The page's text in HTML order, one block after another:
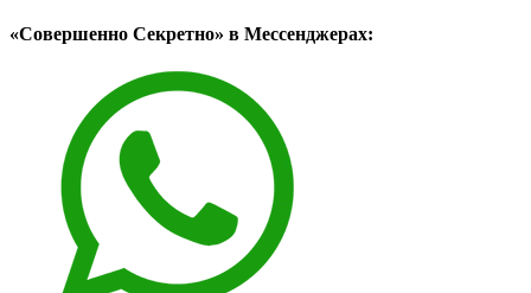
«Совершенно Секретно» в Мессенджерах: